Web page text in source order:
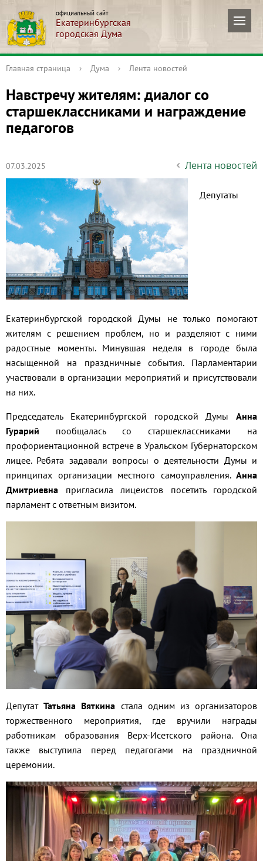
официальный сайт
Екатеринбургская
городская Дума
Главная страница › Дума › Лента новостей
Навстречу жителям: диалог со
старшеклассниками и награждение
педагогов
07.03.2025 Лента новостей
Депутаты
Екатеринбургской городской Думы не только помогают
жителям с решением проблем, но и разделяют с ними
радостные моменты. Минувшая неделя в городе была
насыщенной на праздничные события. Парламентарии
участвовали в организации мероприятий и присутствовали
на них.
Председатель Екатеринбургской городской Думы Анна
Гурарий пообщалась со старшеклассниками на
профориентационной встрече в Уральском Губернаторском
лицее. Ребята задавали вопросы о деятельности Думы и
принципах организации местного самоуправления. Анна
Дмитриевна пригласила лицеистов посетить городской
парламент с ответным визитом.
ДепутатТатьяна Вяткина стала одним из организаторов
торжественного мероприятия, где вручили награды
работникам образования Верх-Исетского района. Она
также выступила перед педагогами на праздничной
церемонии.